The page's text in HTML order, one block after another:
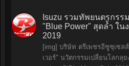
Isuzu รวมทัพยนตรกรร
"Blue Power" สุดล้ำ ใน
2019
[img] บริษัท ตรีเพชรอีซูซุเซ
เวอร์" นวัตกรรมเปลี่ยนโลกลุ